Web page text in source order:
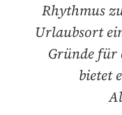
Rhythmus
Urlaubsort
Gründe für
bietet